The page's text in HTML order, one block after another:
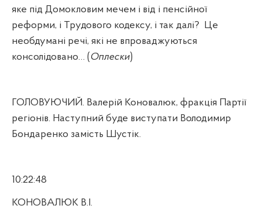
яке під Домокловим мечем і від і пенсійної
реформи, і Трудового кодексу, і так далі?
Це
необдумані речі, які не впроваджуються
консолідовано… ( Оплески)
ГОЛОВУЮЧИЙ. Валерій Коновалюк, фракція Партії
регіонів. Наступний буде виступати Володимир
Бондаренко замість Шустік.
10:22:48
КОНОВАЛЮК В.І.